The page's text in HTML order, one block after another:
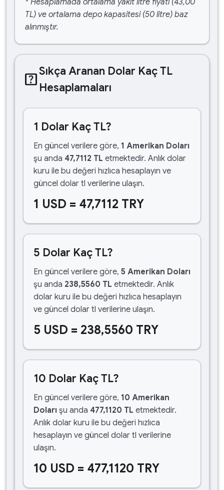
* Hesaplamada ortalama yakıt litre fiyatı (43,00
TL) ve ortalama depo kapasitesi (50 litre) baz
alınmıştır.
help_centerSıkça Aranan Dolar Kaç TL
Hesaplamaları
1 Dolar Kaç TL?
En güncel verilere göre, 1 Amerikan Doları
şu anda 47,7112 TL etmektedir. Anlık dolar
kuru ile bu değeri hızlıca hesaplayın ve
güncel dolar tl verilerine ulaşın.
1 USD = 47,7112 TRY
5 Dolar Kaç TL?
En güncel verilere göre, 5 Amerikan Doları
şu anda 238,5560 TL etmektedir. Anlık
dolar kuru ile bu değeri hızlıca hesaplayın
ve güncel dolar tl verilerine ulaşın.
5 USD = 238,5560 TRY
10 Dolar Kaç TL?
En güncel verilere göre, 10 Amerikan
Doları şu anda 477,1120 TL etmektedir.
Anlık dolar kuru ile bu değeri hızlıca
hesaplayın ve güncel dolar tl verilerine
ulaşın.
10 USD = 477,1120 TRY